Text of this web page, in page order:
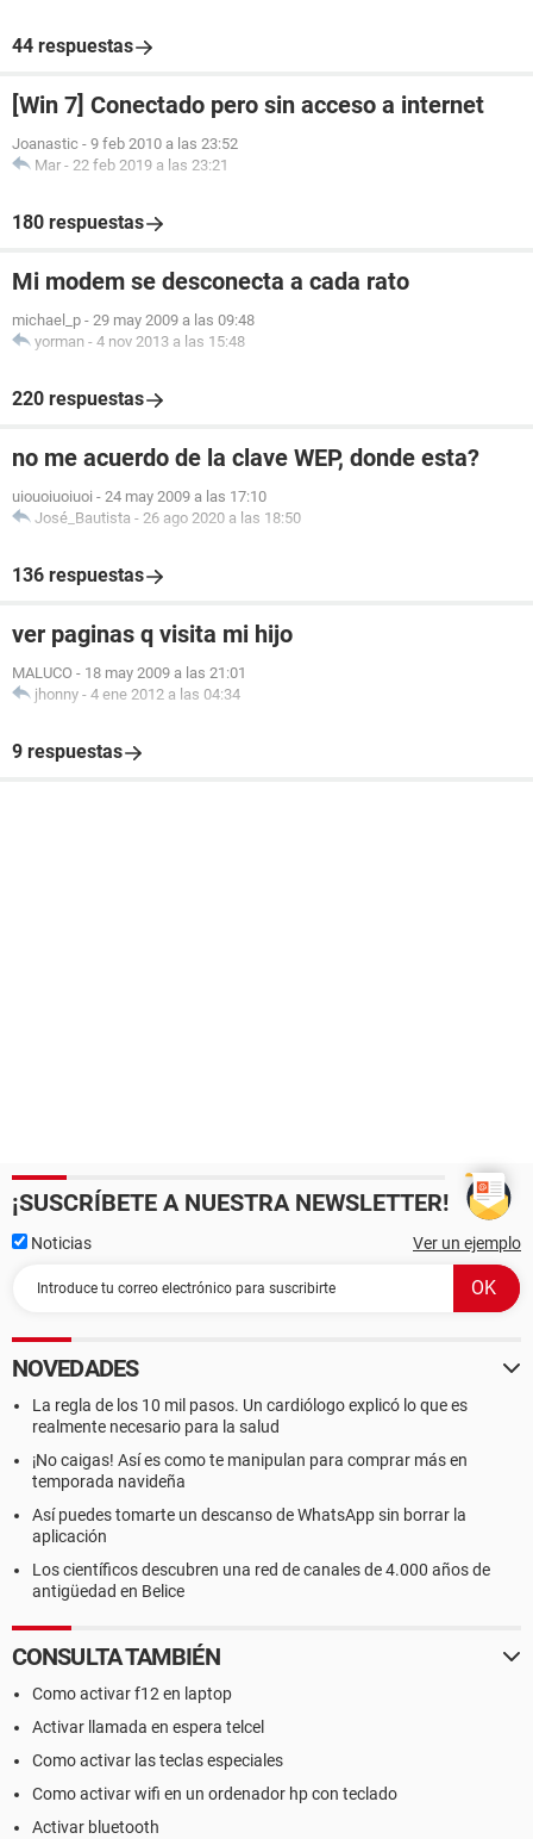
44 respuestas
[Win 7] Conectado pero sin acceso a internet
Joanastic - 9 feb 2010 a las 23:52
Mar - 22 feb 2019 a las 23:21
180 respuestas
Mi modem se desconecta a cada rato
michael_p - 29 may 2009 a las 09:48
yorman - 4 nov 2013 a las 15:48
220 respuestas
no me acuerdo de la clave WEP, donde esta?
uiouoiuoiuoi - 24 may 2009 a las 17:10
José_Bautista - 26 ago 2020 a las 18:50
136 respuestas
ver paginas q visita mi hijo
MALUCO - 18 may 2009 a las 21:01
jhonny - 4 ene 2012 a las 04:34
9 respuestas
¡SUSCRÍBETE A NUESTRA NEWSLETTER!
Noticias Ver un ejemplo
NOVEDADES
La regla de los 10 mil pasos. Un cardiólogo explicó lo que es
realmente necesario para la salud
¡No caigas! Así es como te manipulan para comprar más en
temporada navideña
Así puedes tomarte un descanso de WhatsApp sin borrar la
aplicación
Los científicos descubren una red de canales de 4.000 años de
antigüedad en Belice
CONSULTA TAMBIÉN
Como activar f12 en laptop
Activar llamada en espera telcel
Como activar las teclas especiales
Como activar wifi en un ordenador hp con teclado
Activar bluetooth